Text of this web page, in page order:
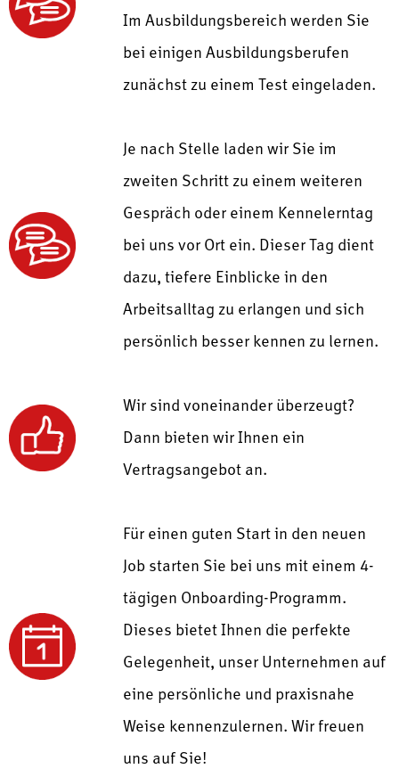
Im Ausbildungsbereich werden Sie
bei einigen Ausbildungsberufen
zunächst zu einem Test eingeladen.
Je nach Stelle laden wir Sie im
zweiten Schritt zu einem weiteren
Gespräch oder einem Kennelerntag
bei uns vor Ort ein. Dieser Tag dient
dazu, tiefere Einblicke in den
Arbeitsalltag zu erlangen und sich
persönlich besser kennen zu lernen.
Wir sind voneinander überzeugt?
Dann bieten wir Ihnen ein
Vertragsangebot an.
Für einen guten Start in den neuen
Job starten Sie bei uns mit einem 4-
tägigen Onboarding-Programm.
Dieses bietet Ihnen die perfekte
Gelegenheit, unser Unternehmen auf
eine persönliche und praxisnahe
Weise kennenzulernen.Wir freuen
uns auf Sie!